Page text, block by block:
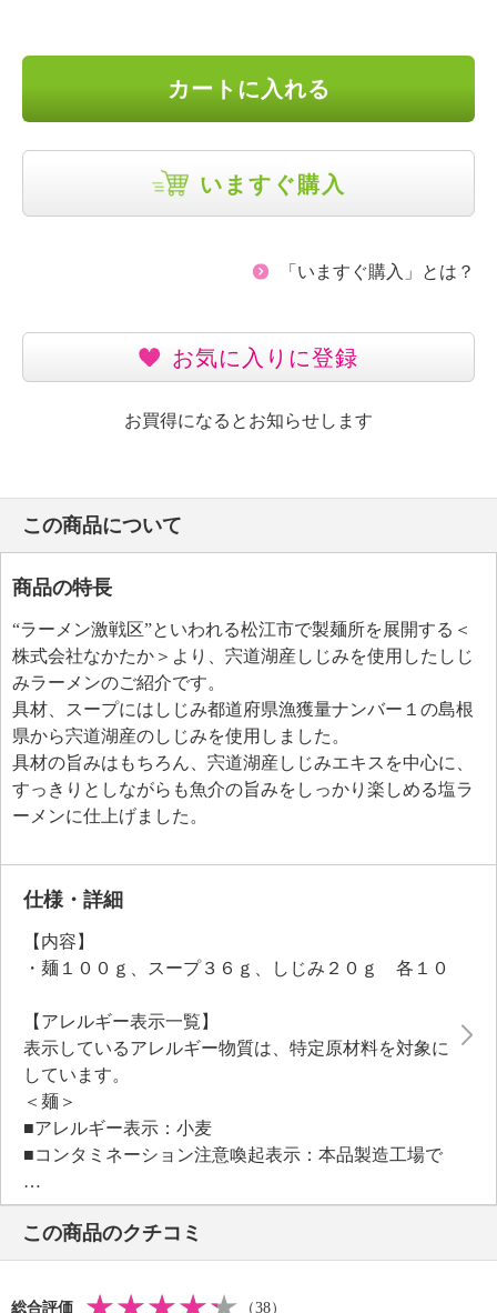
カートに入れる
いますぐ購入
「いますぐ購入」とは？
お気に入りに登録
お買得になるとお知らせします
この商品について
商品の特長
“ラーメン激戦区”といわれる松江市で製麺所を展開する＜
株式会社なかたか＞より、宍道湖産しじみを使用したしじ
みラーメンのご紹介です。
具材、スープにはしじみ都道府県漁獲量ナンバー１の島根
県から宍道湖産のしじみを使用しました。
具材の旨みはもちろん、宍道湖産しじみエキスを中心に、
すっきりとしながらも魚介の旨みをしっかり楽しめる塩ラ
ーメンに仕上げました。
仕様・詳細
【内容】
・麺１００ｇ、スープ３６ｇ、しじみ２０ｇ 各１０
【アレルギー表示一覧】
表示しているアレルギー物質は、特定原材料を対象に
しています。
＜麺＞
■アレルギー表示：小麦
■コンタミネーション注意喚起表示：本品製造工場で
はそば、卵、乳成分を含む商品を製造しています。
＜スープ＞
■アレルギー表示：小麦、えび、かに
■コンタミネーション注意喚起表示：なし
この商品のクチコミ
総合評価 （38）